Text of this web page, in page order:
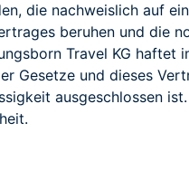
die nachweislich auf
beruhen und die
Travel KG haftet
Gesetze und dieses
ausgeschlossen